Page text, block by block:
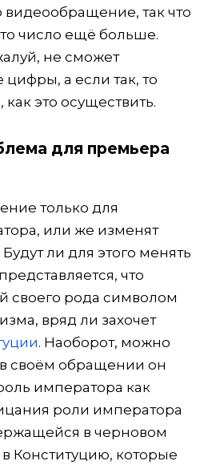
так что
число ещё больше.
не сможет
цифры, а если так, то
как это осуществить.
для премьера
только для
или же изменят
ли для этого менять
что
своего рода символом
вряд ли захочет
. Наоборот, можно
своём обращении он
императора как
роли императора
в черновом
Конституцию, которые